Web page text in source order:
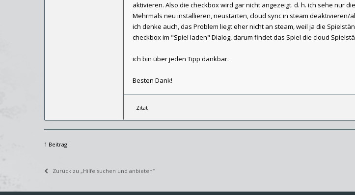
aktivieren. Also die checkbox wird gar nicht angezeigt. d. h. ich sehe nur
Mehrmals neu installieren, neustarten, cloud sync in steam deaktivieren/
ich denke auch, das Problem liegt eher nicht an steam, weil ja die
checkbox im "Spiel laden" Dialog, darum findet das Spiel die cloud
ich bin über jeden Tipp dankbar.
Besten Dank!
Zitat
1 Beitrag
Zurück zu „Hilfe suchen und anbieten“